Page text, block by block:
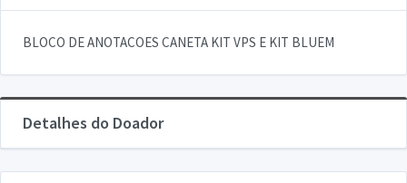
BLOCO DE ANOTACOES CANETA KIT VPS E KIT BLUEM
Detalhes do Doador